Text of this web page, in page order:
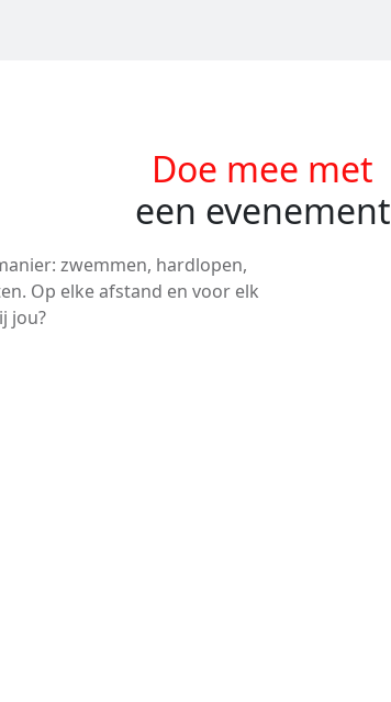
Doe mee met
een evenement
zwemmen, hardlopen,
Op elke afstand en voor elk
jou?